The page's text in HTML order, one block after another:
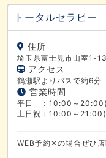
トータルセラピ
住所
埼玉県富士見市山室1-
アクセス
鶴瀬駅よりバスで約6分
営業時間
平日 ：10:00～20:00(
土日祝：10:00～
WEB予約✕の場合ぜひ店